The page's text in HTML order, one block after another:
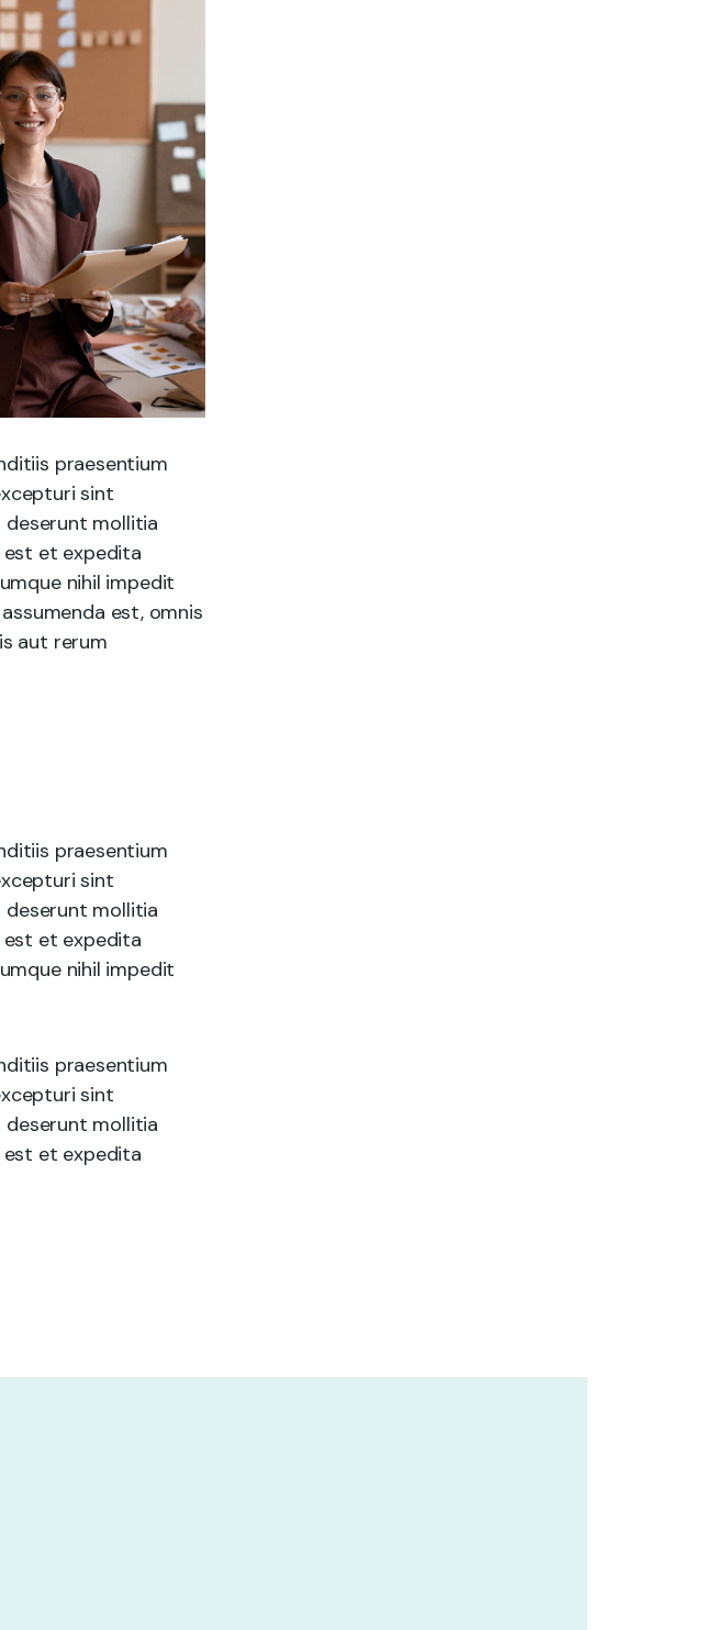
praesentium
sint
mollitia
est et expedita
nihil impedit
est, omnis
aut rerum
praesentium
sint
mollitia
est et expedita
nihil impedit
praesentium
sint
mollitia
est et expedita